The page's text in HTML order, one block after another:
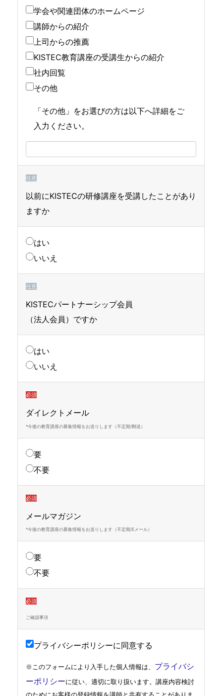
学会や関連団体のホームページ
講師からの紹介
上司からの推薦
KISTEC教育講座の受講生からの紹介
社内回覧
その他
「その他」をお選びの方は以下へ詳細をご
入力ください。
任意
以前にKISTECの研修講座を受講したことがあり
ますか
はい
いいえ
任意
KISTECパートナーシップ会員
（法人会員）ですか
はい
いいえ
必須
ダイレクトメール
*今後の教育講座の募集情報をお送りします（不定期/郵送）
要
不要
必須
メールマガジン
*今後の教育講座の募集情報をお送りします（不定期/Eメール）
要
不要
必須
ご確認事項
プライバシーポリシーに同意する
※このフォームにより入手した個人情報は、 プライバシ
ーポリシーに従い、適切に取り扱います。講座内容検討